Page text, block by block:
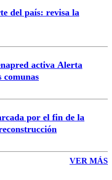
del país: revisa la
activa Alerta
comunas
por el fin de la
VER MÁS